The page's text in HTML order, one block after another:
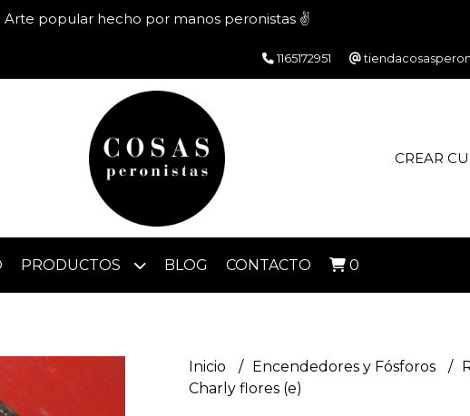
Arte popular hecho por manos peronistas ✌️
1165172951
CREAR
PRODUCTOS BLOG CONTACTO 0
Inicio Encendedores y Fósforos
Charly flores (e)